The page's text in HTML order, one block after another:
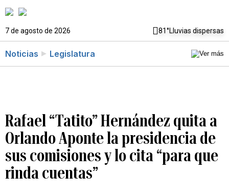
7 de agosto de 2026 81°Lluvias dispersas
Noticias Legislatura
Rafael “Tatito” Hernández quita a
Orlando Aponte la presidencia de
sus comisiones y lo cita “para que
rinda cuentas”